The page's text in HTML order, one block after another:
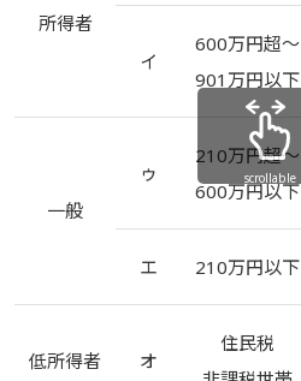
所得者
イ
600万円超～
901万円以下
一般
ゥ
210万円超～
600万円以下
エ 210万円以下
低所得者 オ
住民税
scrollable